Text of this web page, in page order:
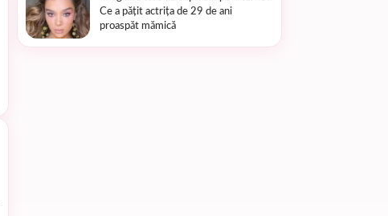
Ce a pățit actrița de 29 de ani
proaspăt mămică